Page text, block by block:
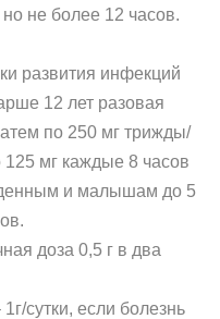
не более 12 часов.
развития инфекций
12 лет разовая
по 250 мг трижды/
125 мг каждые 8 часов
и малышам до 5
доза 0,5 г в два
сутки, если болезнь